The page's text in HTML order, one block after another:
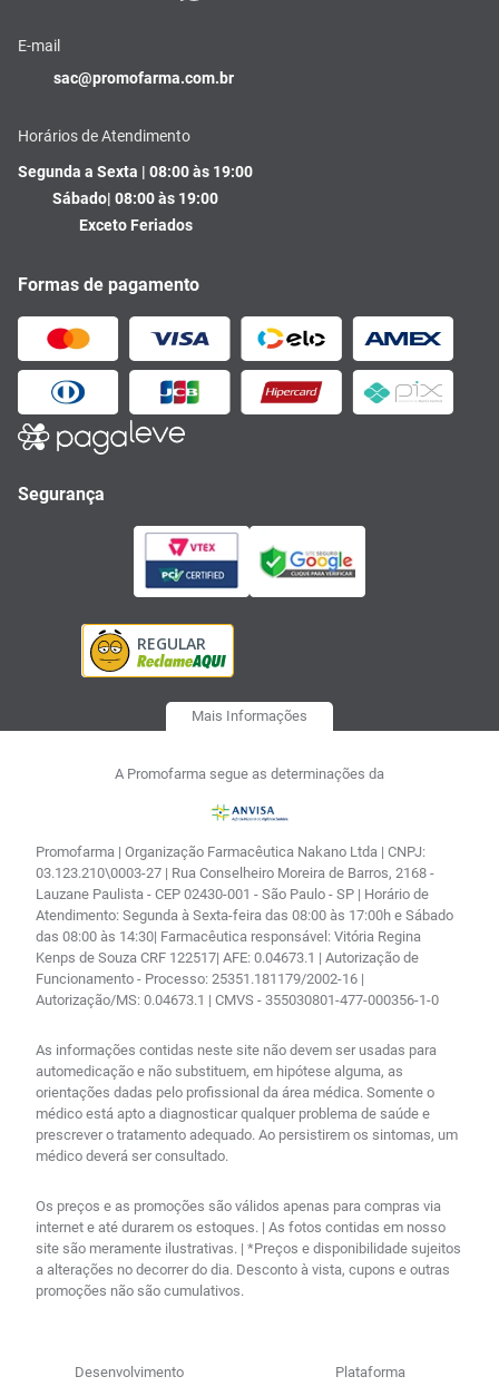
E-mail
sac@promofarma.com.br
Horários de Atendimento
Segunda a Sexta | 08:00 às 19:00
Sábado| 08:00 às 19:00
Exceto Feriados
Formas de pagamento
Segurança
Mais Informações
A Promofarma segue as determinações da
Promofarma | Organização Farmacêutica Nakano Ltda | CNPJ:
03.123.210\0003-27 | Rua Conselheiro Moreira de Barros, 2168 -
Lauzane Paulista - CEP 02430-001 - São Paulo - SP | Horário de
Atendimento: Segunda à Sexta-feira das 08:00 às 17:00h e Sábado
das 08:00 às 14:30| Farmacêutica responsável: Vitória Regina
Kenps de Souza CRF 122517| AFE: 0.04673.1 | Autorização de
Funcionamento - Processo: 25351.181179/2002-16 |
Autorização/MS: 0.04673.1 | CMVS - 355030801-477-000356-1-0
As informações contidas neste site não devem ser usadas para
automedicação e não substituem, em hipótese alguma, as
orientações dadas pelo profissional da área médica. Somente o
médico está apto a diagnosticar qualquer problema de saúde e
prescrever o tratamento adequado. Ao persistirem os sintomas, um
médico deverá ser consultado.
Os preços e as promoções são válidos apenas para compras via
internet e até durarem os estoques. | As fotos contidas em nosso
site são meramente ilustrativas. | *Preços e disponibilidade sujeitos
a alterações no decorrer do dia. Desconto à vista, cupons e outras
promoções não são cumulativos.
Desenvolvimento Plataforma